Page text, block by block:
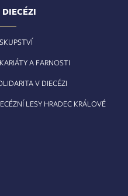
A FARNOSTI
V DIECÉZI
LESY HRADEC KRÁLOVÉ